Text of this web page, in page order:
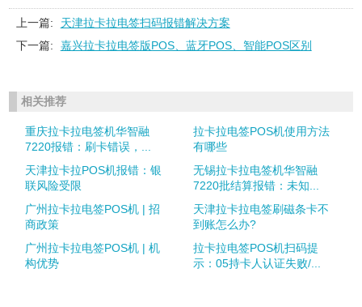
上一篇:
天津拉卡拉电签扫码报错解决方案
下一篇:
嘉兴拉卡拉电签版POS、蓝牙POS、智能POS区别
相关推荐
重庆拉卡拉电签机华智融
7220报错：刷卡错误，...
拉卡拉电签POS机使用方法
有哪些
天津拉卡拉POS机报错：银
联风险受限
无锡拉卡拉电签机华智融
7220批结算报错：未知...
广州拉卡拉电签POS机 | 招
商政策
天津拉卡拉电签刷磁条卡不
到账怎么办?
广州拉卡拉电签POS机 | 机
构优势
拉卡拉电签POS机扫码提
示：05持卡人认证失败/...